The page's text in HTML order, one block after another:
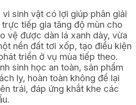
sinh vật có lợi giúp phân giải
tiếp gia tăng độ mùn cho
vệ được dàn lá xanh dày, vừa
nền đất tơi xốp, tạo điều kiện
triển ở vụ mùa tiếp theo.
sinh học an toàn, sản phẩm
ly, hoàn toàn không để lại
trái, đáp ứng khắt khe các